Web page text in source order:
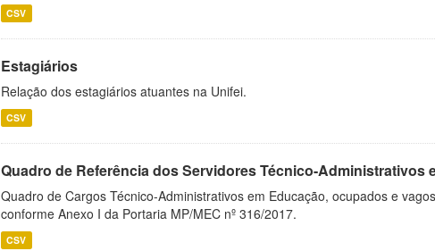
CSV
Estagiários
Relação dos estagiários atuantes na Unifei.
CSV
Quadro de Referência dos Servidores Técnico-Administrativos
Quadro de Cargos Técnico-Administrativos em Educação, ocupados e vagos
conforme Anexo I da Portaria MP/MEC nº 316/2017.
CSV